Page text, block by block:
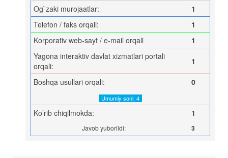
Og`zaki murojaatlar:
1
Telefon / faks orqali:
1
Korporativ web-sayt / e-mail orqali
1
Yagona interaktiv davlat xizmatlari portali
orqali:
1
Boshqa usullari orqali: 0
Umumiy soni: 4
Ko’rib chiqilmokda: 1
Javob yuborildi: 3